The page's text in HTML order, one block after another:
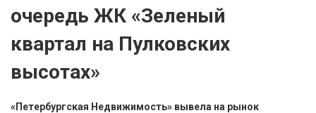
очередь ЖК «Зеленый
квартал на Пулковских
высотах»
«Петербургская Недвижимость» вывела на рынок